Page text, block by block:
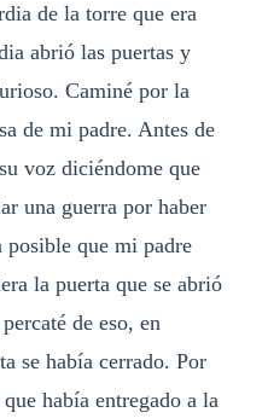
de la torre que era
abrió las puertas y
Caminé por la
de mi padre. Antes de
voz diciéndome que
una guerra por haber
posible que mi padre
la puerta que se abrió
de eso, en
se había cerrado. Por
había entregado a la